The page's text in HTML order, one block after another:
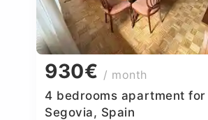
930€ / month
4 bedrooms apartment
Segovia, Spain